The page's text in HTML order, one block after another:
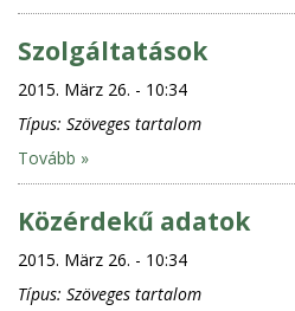
Szolgáltatások
2015. März 26. - 10:34
Típus: Szöveges tartalom
Tovább »
Közérdekű adatok
2015. März 26. - 10:34
Típus: Szöveges tartalom